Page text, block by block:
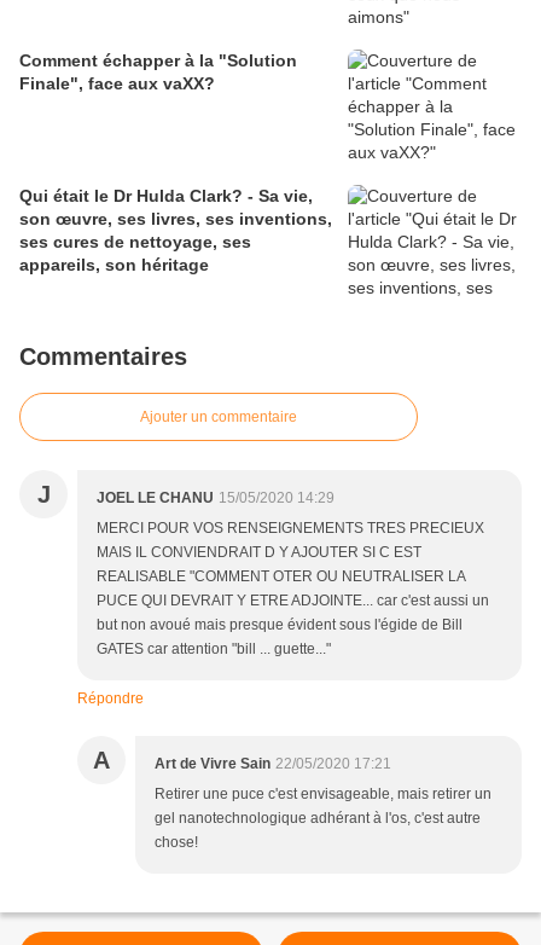
Comment échapper à la "Solution
Finale", face aux vaXX?
Qui était le Dr Hulda Clark? - Sa vie,
son œuvre, ses livres, ses inventions,
ses cures de nettoyage, ses
appareils, son héritage
Commentaires
Ajouter un commentaire
J JOEL LE CHANU 15/05/2020 14:29
MERCI POUR VOS RENSEIGNEMENTS TRES PRECIEUX
MAIS IL CONVIENDRAIT D Y AJOUTER SI C EST
REALISABLE "COMMENT OTER OU NEUTRALISER LA
PUCE QUI DEVRAIT Y ETRE ADJOINTE... car c'est aussi un
but non avoué mais presque évident sous l'égide de Bill
GATES car attention "bill ... guette..."
Répondre
A Art de Vivre Sain 22/05/2020 17:21
Retirer une puce c'est envisageable, mais retirer un
gel nanotechnologique adhérant à l'os, c'est autre
chose!